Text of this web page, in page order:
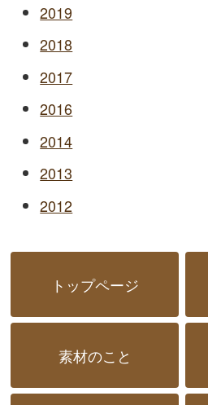
2019
2018
2017
2016
2014
2013
2012
トップページ
素材のこと